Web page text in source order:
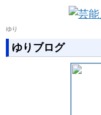
ゆり
ゆりブログ